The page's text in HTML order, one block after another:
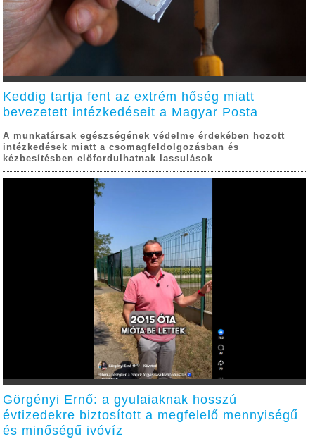
Keddig tartja fent az extrém hőség miatt
bevezetett intézkedéseit a Magyar Posta
A munkatársak egészségének védelme érdekében hozott
intézkedések miatt a csomagfeldolgozásban és
kézbesítésben előfordulhatnak lassulások
Görgényi Ernő: a gyulaiaknak hosszú
évtizedekre biztosított a megfelelő mennyiségű
és minőségű ivóvíz